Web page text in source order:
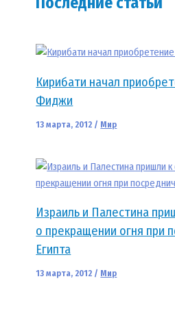
Кирибати начал
Фиджи
13 марта, 2012 / Мир
Израиль и Палестина
о прекращении огня при
Египта
13 марта, 2012 / Мир